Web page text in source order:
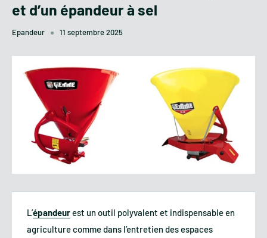
et d’un épandeur à sel
Epandeur 11 septembre 2025
L’épandeurest un outil polyvalent et indispensable en
agriculture comme dans l’entretien des espaces